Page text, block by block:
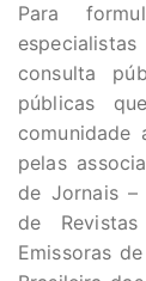
Para
consulta
públicas
comunidade
pelas
de Jornais –
de
Emissoras